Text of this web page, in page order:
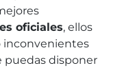
oficiales, ellos
inconvenientes
puedas disponer